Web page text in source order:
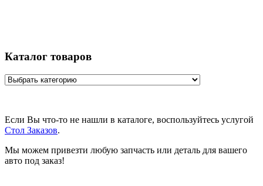
Каталог товаров
Если Вы что-то не нашли в каталоге, воспользуйтесь услугой
Стол Заказов.
Мы можем привезти любую запчасть или деталь для вашего
авто под заказ!